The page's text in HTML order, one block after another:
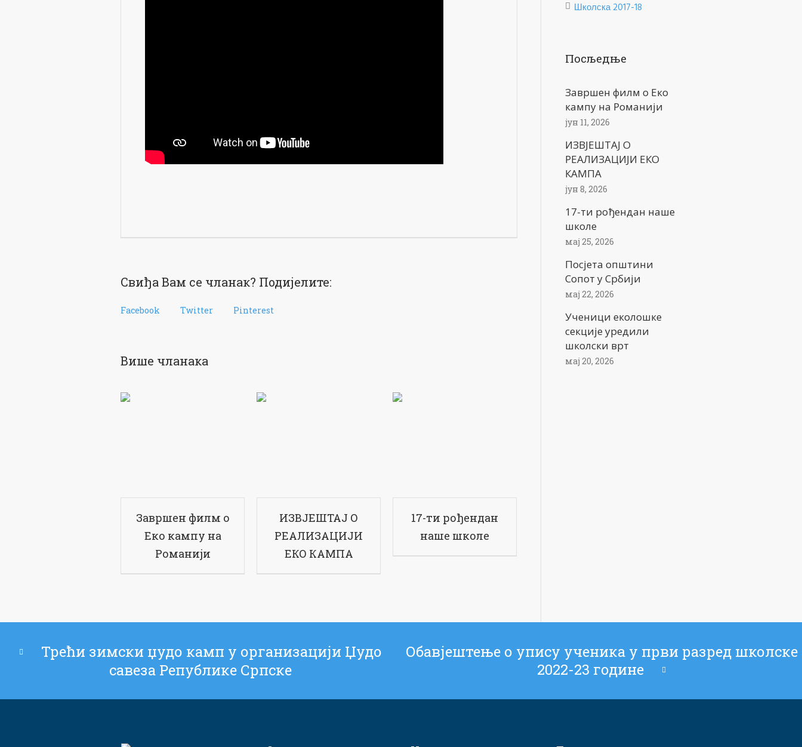
Свиђа Вам се чланак? Подијелите:
Facebook Twitter Pinterest
Више чланака
Завршен филм о
Еко кампу на
Романији
ИЗВЈЕШТАЈ О
РЕАЛИЗАЦИЈИ
ЕКО КАМПА
17-ти рођендан
наше школе
Школска 2017-18
Посљедње
Завршен филм о Еко
кампу на Романији
јун 11, 2026
ИЗВЈЕШТАЈ О
РЕАЛИЗАЦИЈИ ЕКО
КАМПА
јун 8, 2026
17-ти рођендан наше
школе
мај 25, 2026
Посјета општини
Сопот у Србији
мај 22, 2026
Ученици еколошке
секције уредили
школски врт
мај 20, 2026
Трећи зимски џудо камп у организацији Џудо
савеза Републике Српске
Обавјештење о упису ученика у први разред школске
2022-23 године